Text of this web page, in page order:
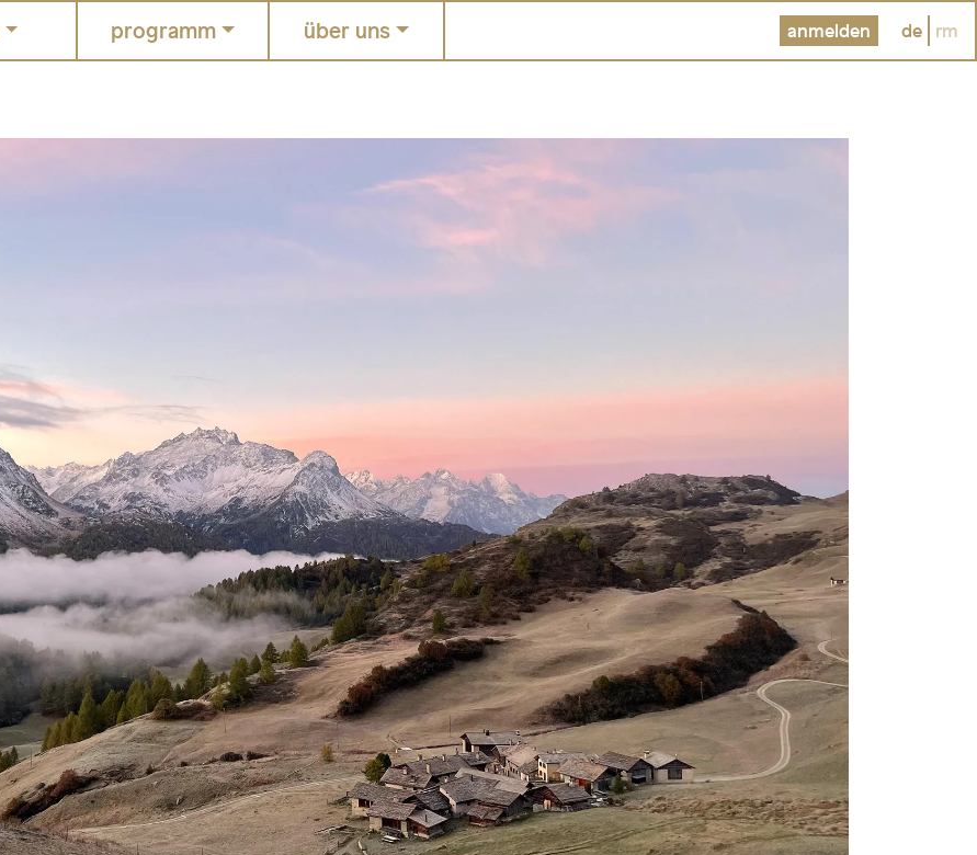
programm über uns anmelden de rm